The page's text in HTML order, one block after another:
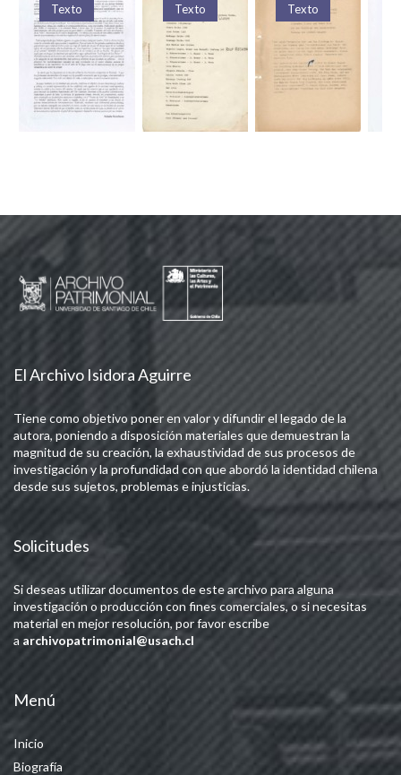
Texto Texto Texto
El Archivo Isidora Aguirre
Tiene como objetivo poner en valor y difundir el legado de la
autora, poniendo a disposición materiales que demuestran la
magnitud de su creación, la exhaustividad de sus procesos de
investigación y la profundidad con que abordó la identidad chilena
desde sus sujetos, problemas e injusticias.
Solicitudes
Si deseas utilizar documentos de este archivo para alguna
investigación o producción con fines comerciales, o si necesitas
material en mejor resolución, por favor escribe
a archivopatrimonial@usach.cl
Menú
Inicio
Biografía